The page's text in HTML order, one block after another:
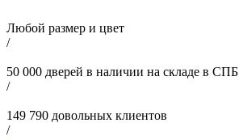
Любой размер и цвет
/
50 000 дверей в наличии на складе в СПБ
/
149 790 довольных клиентов
/